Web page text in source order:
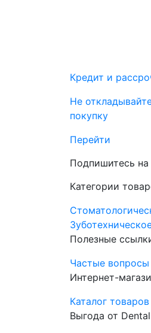
Кредит и
Не
покупку
Перейти
Подпишитесь на
Категории
Полезные
Частые вопросы
Интернет-
Каталог товаров
Выгода от